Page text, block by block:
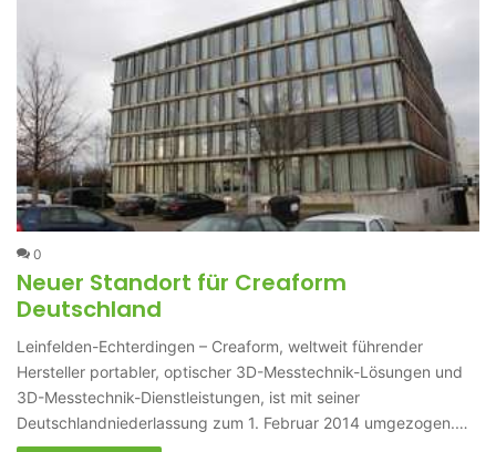
0
Neuer Standort für Creaform
Deutschland
Leinfelden-Echterdingen – Creaform, weltweit führender
Hersteller portabler, optischer 3D-Messtechnik-Lösungen und
3D-Messtechnik-Dienstleistungen, ist mit seiner
Deutschlandniederlassung zum 1. Februar 2014 umgezogen.…